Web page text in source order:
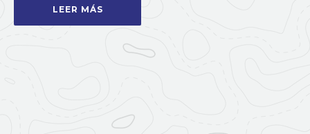
LEER MÁS